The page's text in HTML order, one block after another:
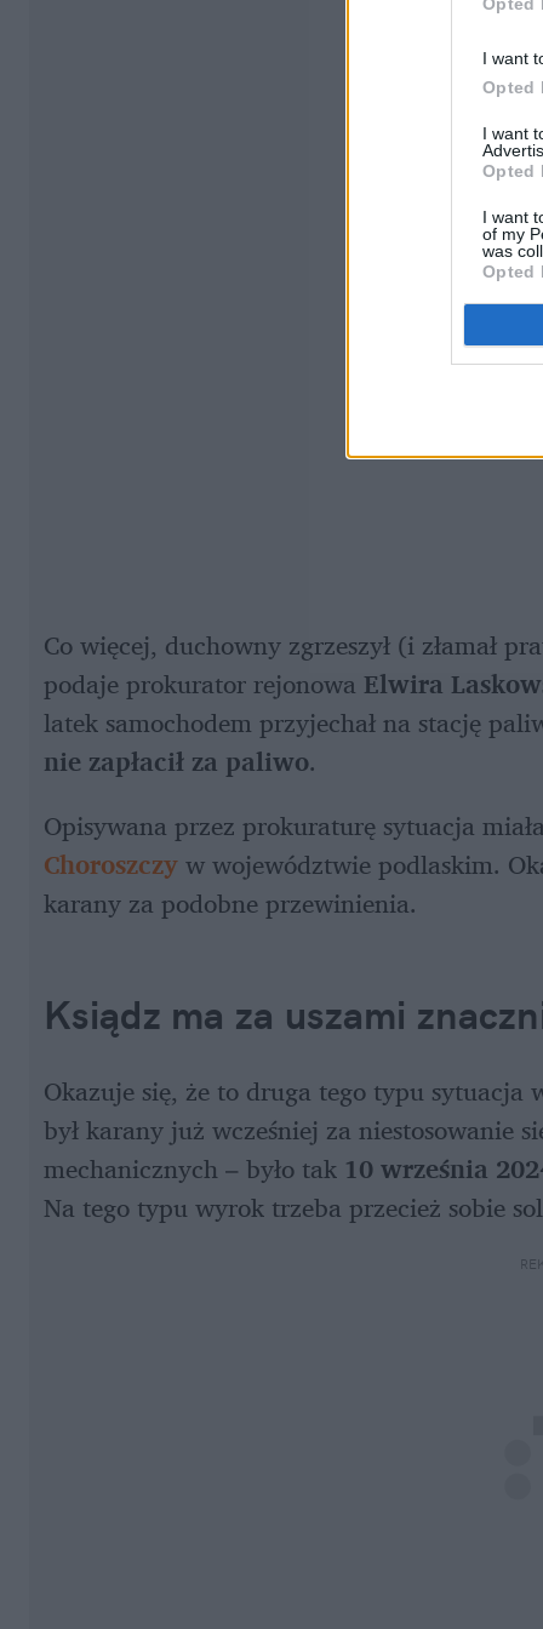
I want
Opted
I want
Opted
I want
of my
was
Opted
Co więcej, duchowny zgrzeszył (i złamał
podaje prokurator rejonowa Elwira
latek samochodem przyjechał na stację
nie zapłacił za paliwo.
Opisywana przez prokuraturę sytuacja
Choroszczyw województwie podlaskim.
karany za podobne przewinienia.
Ksiądz ma za uszami
Okazuje się, że to druga tego typu sytuacja
był karany już wcześniej za niestosowanie
mechanicznych – było tak 10 września
Na tego typu wyrok trzeba przecież sobie